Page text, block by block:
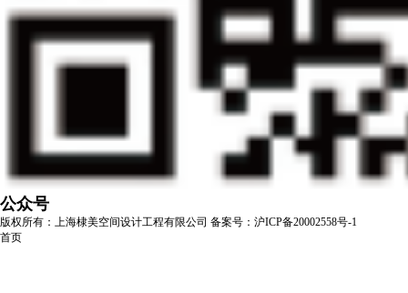
公众号
版权所有：上海棣美空间设计工程有限公司 备案号：沪ICP备20002558号-1
首页